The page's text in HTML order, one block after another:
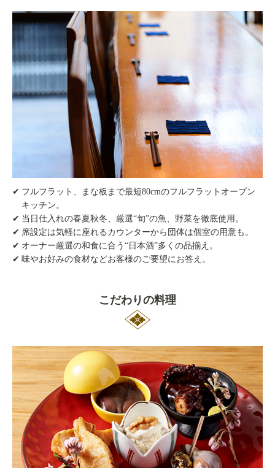
フルフラット、まな板まで最短80cmのフルフラットオープン
キッチン。
当日仕入れの春夏秋冬、厳選“旬”の魚、野菜を徹底使用。
席設定は気軽に座れるカウンターから団体は個室の用意も。
オーナー厳選の和食に合う“日本酒”多くの品揃え。
味やお好みの食材などお客様のご要望にお答え。
こだわりの料理